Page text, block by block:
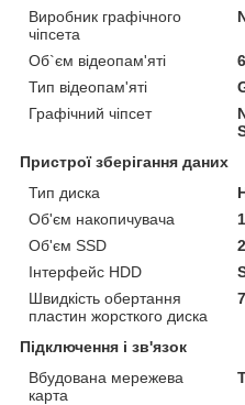
Виробник графічного
чіпсета
Об`єм відеопам'яті
Тип відеопам'яті
Графічний чіпсет
Пристрої зберігання даних
Тип диска
Об'єм накопичувача
Об'єм SSD
Інтерфейс HDD
Швидкість обертання
пластин жорсткого диска
Підключення і зв'язок
Вбудована мережева
карта